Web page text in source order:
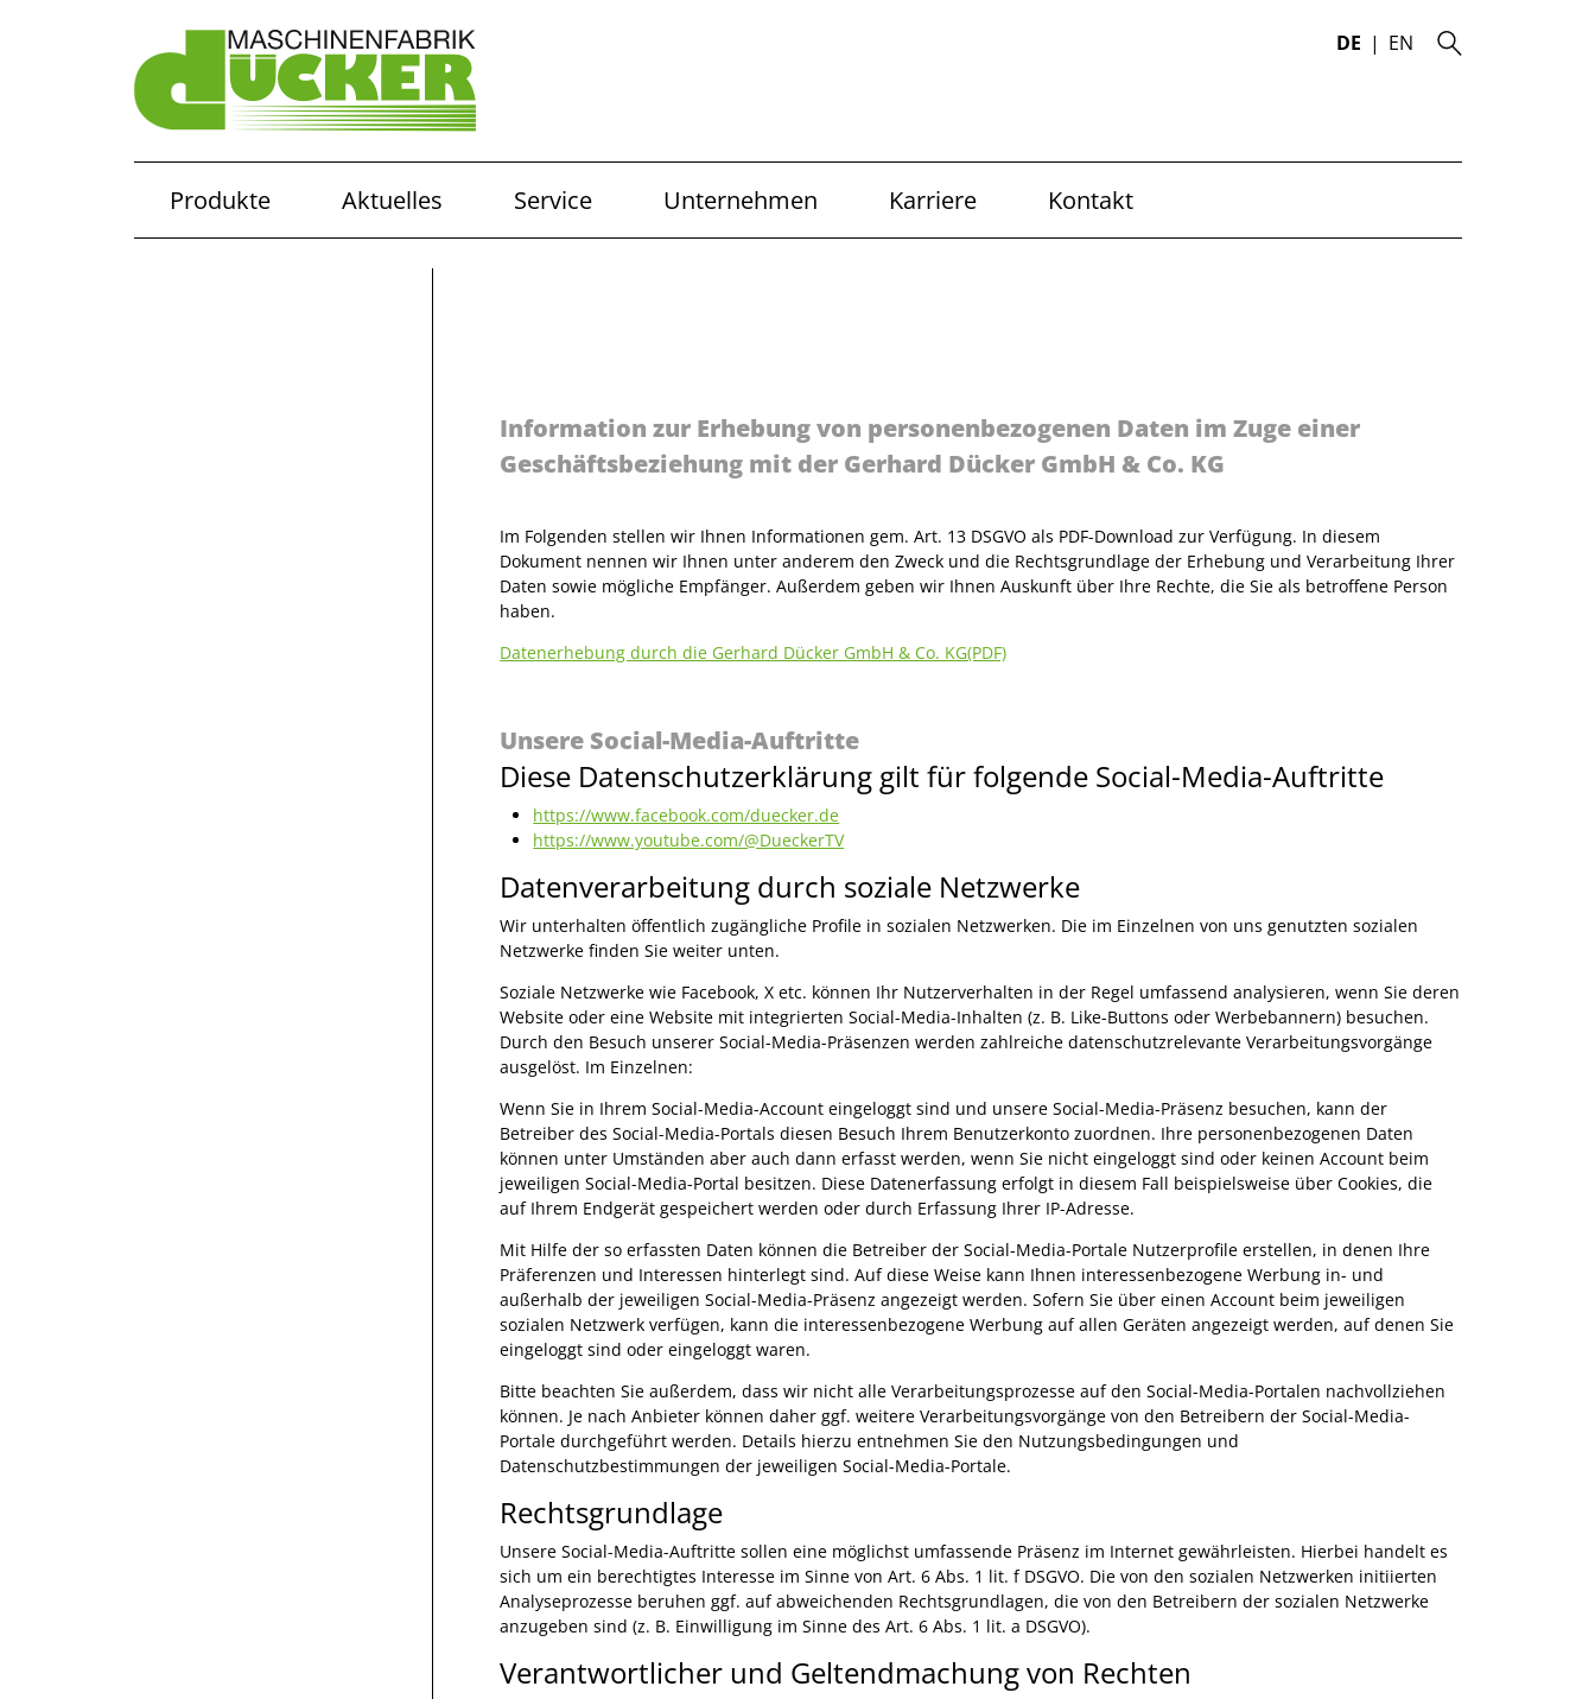
DE EN
Produkte Aktuelles Service Unternehmen Karriere Kontakt
Information zur Erhebung von personenbezogenen Daten im Zuge einer
Geschäftsbeziehung mit der Gerhard Dücker GmbH & Co. KG
Im Folgenden stellen wir Ihnen Informationen gem. Art. 13 DSGVO als PDF-Download zur Verfügung. In diesem
Dokument nennen wir Ihnen unter anderem den Zweck und die Rechtsgrundlage der Erhebung und Verarbeitung Ihrer
Daten sowie mögliche Empfänger. Außerdem geben wir Ihnen Auskunft über Ihre Rechte, die Sie als betroffene Person
haben.
Datenerhebung durch die Gerhard Dücker GmbH & Co. KG(PDF)
Unsere Social-Media-Auftritte
Diese Datenschutzerklärung gilt für folgende Social-Media-Auftritte
https://www.facebook.com/duecker.de
https://www.youtube.com/@DueckerTV
Datenverarbeitung durch soziale Netzwerke
Wir unterhalten öffentlich zugängliche Profile in sozialen Netzwerken. Die im Einzelnen von uns genutzten sozialen
Netzwerke finden Sie weiter unten.
Soziale Netzwerke wie Facebook, X etc. können Ihr Nutzerverhalten in der Regel umfassend analysieren, wenn Sie deren
Website oder eine Website mit integrierten Social-Media-Inhalten (z. B. Like-Buttons oder Werbebannern) besuchen.
Durch den Besuch unserer Social-Media-Präsenzen werden zahlreiche datenschutzrelevante Verarbeitungsvorgänge
ausgelöst. Im Einzelnen:
Wenn Sie in Ihrem Social-Media-Account eingeloggt sind und unsere Social-Media-Präsenz besuchen, kann der
Betreiber des Social-Media-Portals diesen Besuch Ihrem Benutzerkonto zuordnen. Ihre personenbezogenen Daten
können unter Umständen aber auch dann erfasst werden, wenn Sie nicht eingeloggt sind oder keinen Account beim
jeweiligen Social-Media-Portal besitzen. Diese Datenerfassung erfolgt in diesem Fall beispielsweise über Cookies, die
auf Ihrem Endgerät gespeichert werden oder durch Erfassung Ihrer IP-Adresse.
Mit Hilfe der so erfassten Daten können die Betreiber der Social-Media-Portale Nutzerprofile erstellen, in denen Ihre
Präferenzen und Interessen hinterlegt sind. Auf diese Weise kann Ihnen interessenbezogene Werbung in- und
außerhalb der jeweiligen Social-Media-Präsenz angezeigt werden. Sofern Sie über einen Account beim jeweiligen
sozialen Netzwerk verfügen, kann die interessenbezogene Werbung auf allen Geräten angezeigt werden, auf denen Sie
eingeloggt sind oder eingeloggt waren.
Bitte beachten Sie außerdem, dass wir nicht alle Verarbeitungsprozesse auf den Social-Media-Portalen nachvollziehen
können. Je nach Anbieter können daher ggf. weitere Verarbeitungsvorgänge von den Betreibern der Social-Media-
Portale durchgeführt werden. Details hierzu entnehmen Sie den Nutzungsbedingungen und
Datenschutzbestimmungen der jeweiligen Social-Media-Portale.
Rechtsgrundlage
Unsere Social-Media-Auftritte sollen eine möglichst umfassende Präsenz im Internet gewährleisten. Hierbei handelt es
sich um ein berechtigtes Interesse im Sinne von Art. 6 Abs. 1 lit. f DSGVO. Die von den sozialen Netzwerken initiierten
Analyseprozesse beruhen ggf. auf abweichenden Rechtsgrundlagen, die von den Betreibern der sozialen Netzwerke
anzugeben sind (z. B. Einwilligung im Sinne des Art. 6 Abs. 1 lit. a DSGVO).
Verantwortlicher und Geltendmachung von Rechten